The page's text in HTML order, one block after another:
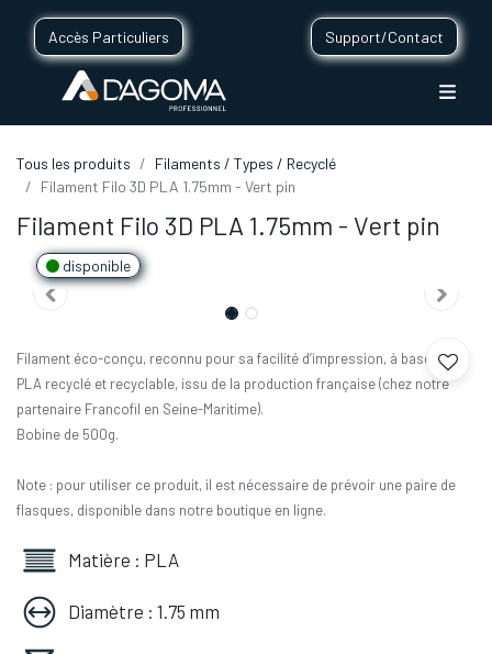
Accès Particuliers Support/Contact
Tous les produits
Filaments / Types / Recyclé
Filament Filo 3D PLA 1.75mm - Vert pin
Filament Filo 3D PLA 1.75mm - Vert pin
disponible
Filament éco-conçu, reconnu pour sa facilité d’impression, à base de
PLA recyclé et recyclable, issu de la production française (chez notre
partenaire Francofil en Seine-Maritime).
Bobine de 500g.
Note : pour utiliser ce produit, il est nécessaire de prévoir une paire de
flasques, disponible dans notre boutique en ligne.
Matière : PLA
Diamètre : 1.75 mm